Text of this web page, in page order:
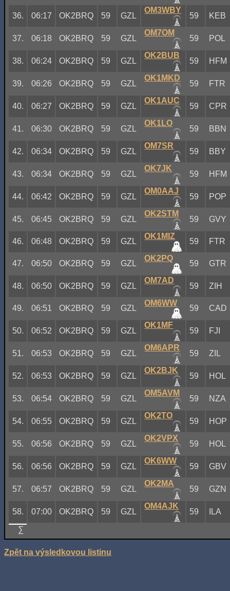
36. 06:17 OK2BRQ 59 GZL
OM3WBY
59 KEB
37. 06:18 OK2BRQ 59 GZL
OM7OM
59 POL
38. 06:24 OK2BRQ 59 GZL
OK2BUB
59 HFM
39. 06:26 OK2BRQ 59 GZL
OK1MKD
59 FTR
40. 06:27 OK2BRQ 59 GZL
OK1AUC
59 CPR
41. 06:30 OK2BRQ 59 GZL
OK1LO
59 BBN
42. 06:34 OK2BRQ 59 GZL
OM7SR
59 BBY
43. 06:34 OK2BRQ 59 GZL
OK7JK
59 HFM
44. 06:42 OK2BRQ 59 GZL
OM0AAJ
59 POP
45. 06:45 OK2BRQ 59 GZL
OK2STM
59 GVY
46. 06:48 OK2BRQ 59 GZL
OK1MIZ
59 FTR
47. 06:50 OK2BRQ 59 GZL
OK2PQ
59 GTR
48. 06:50 OK2BRQ 59 GZL
OM7AD
59 ZIH
49. 06:51 OK2BRQ 59 GZL
OM6WW
59 CAD
50. 06:52 OK2BRQ 59 GZL
OK1MF
59 FJI
51. 06:53 OK2BRQ 59 GZL
OM6APR
59 ZIL
52. 06:53 OK2BRQ 59 GZL
OK2BJK
59 HOL
53. 06:54 OK2BRQ 59 GZL
OM5AVM
59 NZA
54. 06:55 OK2BRQ 59 GZL
OK2TO
59 HOP
55. 06:56 OK2BRQ 59 GZL
OK2VPX
59 HOL
56. 06:56 OK2BRQ 59 GZL
OK6WW
59 GBV
57. 06:57 OK2BRQ 59 GZL
OK2MA
59 GZN
58. 07:00 OK2BRQ 59 GZL
OM4AJK
59 ILA
∑
Zpět na výsledkovou listinu